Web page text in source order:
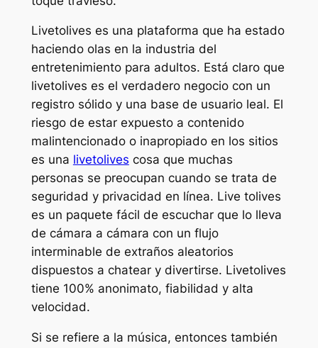
Livetolives es una plataforma que ha estado
haciendo olas en la industria del
entretenimiento para adultos. Está claro que
livetolives es el verdadero negocio con un
registro sólido y una base de usuario leal. El
riesgo de estar expuesto a contenido
malintencionado o inapropiado en los sitios
es una livetolives cosa que muchas
personas se preocupan cuando se trata de
seguridad y privacidad en línea. Live tolives
es un paquete fácil de escuchar que lo lleva
de cámara a cámara con un flujo
interminable de extraños aleatorios
dispuestos a chatear y divertirse. Livetolives
tiene 100% anonimato, fiabilidad y alta
velocidad.
Si se refiere a la música, entonces también